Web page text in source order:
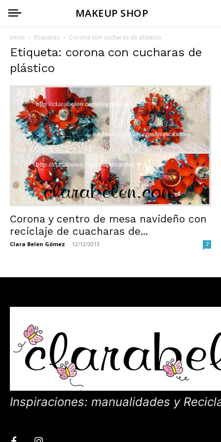
MAKEUP SHOP
Inicio Etiquetas Corona con cucharas de plástico
Etiqueta: corona con cucharas de
plástico
Corona y centro de mesa navideño con
reciclaje de cuacharas de...
Clara Belen Gómez - 12/12/2013 7
Inspiraciones: manualidades y